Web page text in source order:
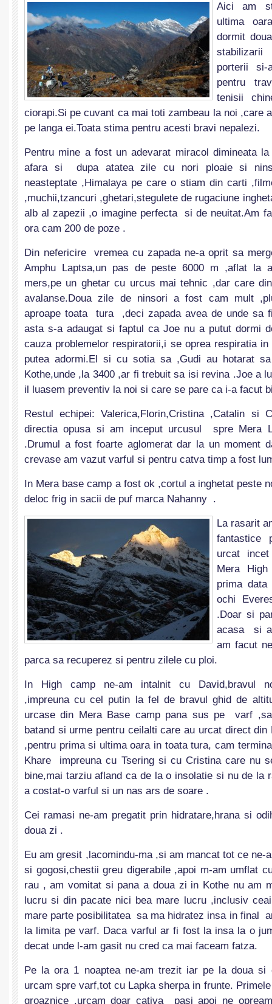
Aici am
ultima
dormit
porterii si-
pentru
tenisii
ciorapi.Si pe cuvant ca mai toti zambeau la noi ,care
pe langa ei.Toata stima pentru acesti bravi nepalezi.
Pentru mine a fost un adevarat miracol dimineata
afara si dupa atatea zile cu nori ploaie si
neasteptate ,Himalaya pe care o stiam din carti
,muchii,tzancuri ,ghetari,stegulete de rugaciune
alb al zapezii ,o imagine perfecta si de neuitat.Am
ora cam 200 de poze .
Din nefericire vremea cu zapada ne-a oprit sa
Amphu Laptsa,un pas de peste 6000 m ,aflat la
mers,pe un ghetar cu urcus mai tehnic ,dar care
avalanse.Doua zile de ninsori a fost cam mult
aproape toata tura ,deci zapada avea de unde sa
asta s-a adaugat si faptul ca Joe nu a putut dormi
cauza problemelor respiratorii,i se oprea respiratia
putea adormi.El si cu sotia sa ,Gudi au hotarat
Kothe,unde ,la 3400 ,ar fi trebuit sa isi revina .Joe a
il luasem preventiv la noi si care se pare ca i-a facut
Restul echipei: Valerica,Florin,Cristina ,Catalin si
directia opusa si am inceput urcusul spre Mera
.Drumul a fost foarte aglomerat dar la un moment
crevase am vazut varful si pentru catva timp a fost
In Mera base camp a fost ok ,cortul a inghetat peste
deloc frig in sacii de puf marca Nahanny .
La rasarit
fantastice
urcat
Mera
prima
ochi
.Doar si
acasa si
am facut
parca sa recuperez si pentru zilele cu ploi.
In High camp ne-am intalnit cu David,bravul
,impreuna cu cel putin la fel de bravul ghid de
urcase din Mera Base camp pana sus pe varf
batand si urme pentru ceilalti care au urcat direct din
,pentru prima si ultima oara in toata tura, cam
Khare impreuna cu Tsering si cu Cristina care nu
bine,mai tarziu afland ca de la o insolatie si nu de la
a costat-o varful si un nas ars de soare .
Cei ramasi ne-am pregatit prin hidratare,hrana si
doua zi .
Eu am gresit ,lacomindu-ma ,si am mancat tot ce ne-
si gogosi,chestii greu digerabile ,apoi m-am umflat
rau , am vomitat si pana a doua zi in Kothe nu am
lucru si din pacate nici bea mare lucru ,inclusiv
mare parte posibilitatea sa ma hidratez insa in final
la limita pe varf. Daca varful ar fi fost la insa la o
decat unde l-am gasit nu cred ca mai faceam fatza.
Pe la ora 1 noaptea ne-am trezit iar pe la doua
urcam spre varf,tot cu Lapka sherpa in frunte.
groaznice ,urcam doar cativa pasi apoi ne